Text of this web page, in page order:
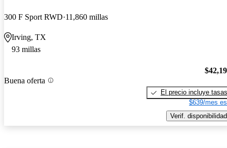
300 F Sport RWD 11,860 millas
Irving, TX
93 millas
Buena oferta
El precio incluye tasas
$639/mes
Verif. disponibilidad